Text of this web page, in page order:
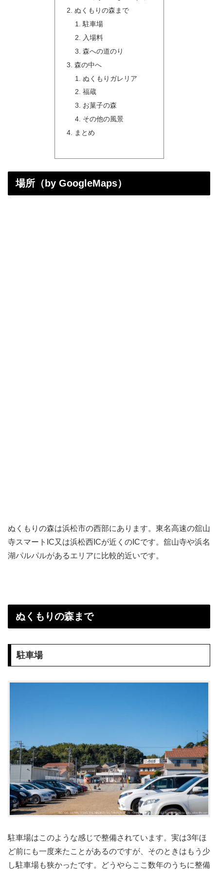
ぬくもりの森まで
駐車場
入場料
森への道のり
森の中へ
ぬくもりガレリア
福蔵
お菓子の森
その他の風景
まとめ
場所（by GoogleMaps）
ぬくもりの森は浜松市の西部にあります。東名高速の舘山
寺スマートIC又は浜松西ICが近くのICです。舘山寺や浜名
湖パルパルがあるエリアに比較的近いです。
ぬくもりの森まで
駐車場
駐車場はこのような感じで整備されています。実は3年ほ
ど前にも一度来たことがあるのですが、そのときはもう少
し駐車場も狭かったです。どうやらここ数年のうちに整備